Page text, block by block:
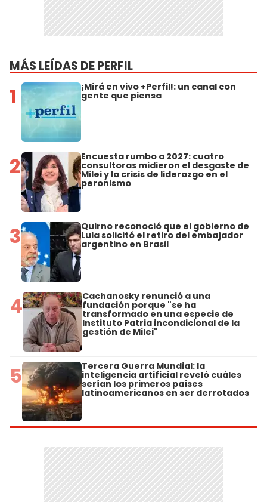
MÁS LEÍDAS DE PERFIL
1 ¡Mirá en vivo +Perfil!: un canal con
gente que piensa
2 Encuesta rumbo a 2027: cuatro
consultoras midieron el desgaste de
Milei y la crisis de liderazgo en el
peronismo
3 Quirno reconoció que el gobierno de
Lula solicitó el retiro del embajador
argentino en Brasil
4 Cachanosky renunció a una
fundación porque "se ha
transformado en una especie de
Instituto Patria incondicional de la
gestión de Milei"
5 Tercera Guerra Mundial: la
inteligencia artificial reveló cuáles
serían los primeros países
latinoamericanos en ser derrotados